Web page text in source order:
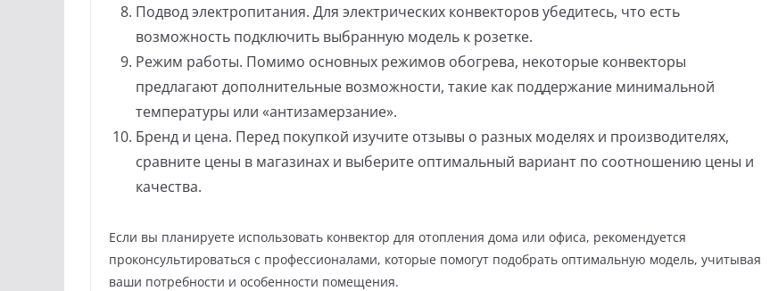
Подвод электропитания. Для электрических конвекторов убедитесь, что есть
возможность подключить выбранную модель к розетке.
Режим работы. Помимо основных режимов обогрева, некоторые конвекторы
предлагают дополнительные возможности, такие как поддержание минимальной
температуры или «антизамерзание».
Бренд и цена. Перед покупкой изучите отзывы о разных моделях и производителях,
сравните цены в магазинах и выберите оптимальный вариант по соотношению цены и
качества.
Если вы планируете использовать конвектор для отопления дома или офиса, рекомендуется
проконсультироваться с профессионалами, которые помогут подобрать оптимальную модель, учитывая
ваши потребности и особенности помещения.